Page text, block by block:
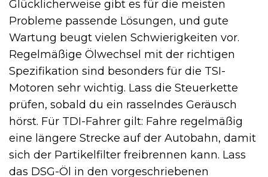
Glücklicherweise gibt es für die meisten
Probleme passende Lösungen, und gute
Wartung beugt vielen Schwierigkeiten vor.
Regelmäßige Ölwechsel mit der richtigen
Spezifikation sind besonders für die TSI-
Motoren sehr wichtig. Lass die Steuerkette
prüfen, sobald du ein rasselndes Geräusch
hörst. Für TDI-Fahrer gilt: Fahre regelmäßig
eine längere Strecke auf der Autobahn, damit
sich der Partikelfilter freibrennen kann. Lass
das DSG-Öl in den vorgeschriebenen